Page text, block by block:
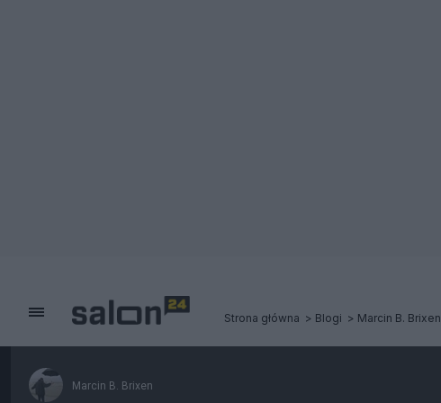
Strona główna Blogi Marcin B. Brixen
Marcin B. Brixen